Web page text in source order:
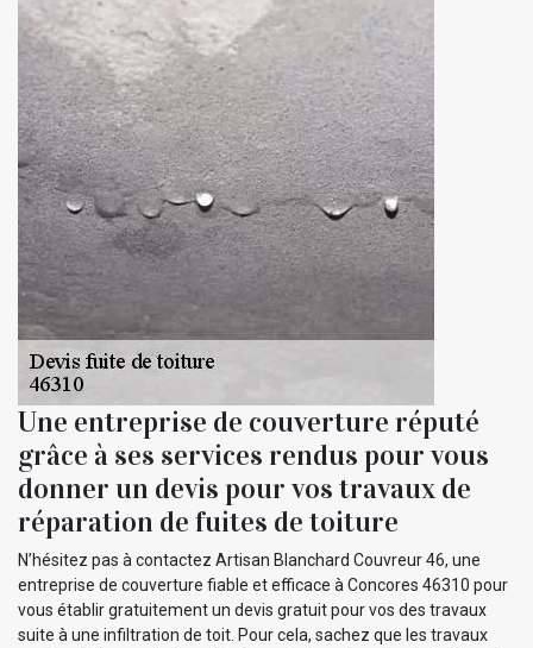
Une entreprise de couverture réputé
grâce à ses services rendus pour vous
donner un devis pour vos travaux de
réparation de fuites de toiture
N’hésitez pas à contactez Artisan Blanchard Couvreur 46, une
entreprise de couverture fiable et efficace à Concores 46310 pour
vous établir gratuitement un devis gratuit pour vos des travaux
suite à une infiltration de toit. Pour cela, sachez que les travaux